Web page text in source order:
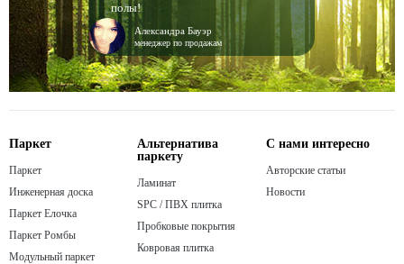
полы!
Александра Бауэр
менеджер по продажам
Паркет
Паркет
Инженерная доска
Паркет Елочка
Паркет Ромбы
Модульный паркет
Альтернатива
паркету
Ламинат
SPC / ПВХ плитка
Пробковые покрытия
Ковровая плитка
С нами интересно
Авторские статьи
Новости